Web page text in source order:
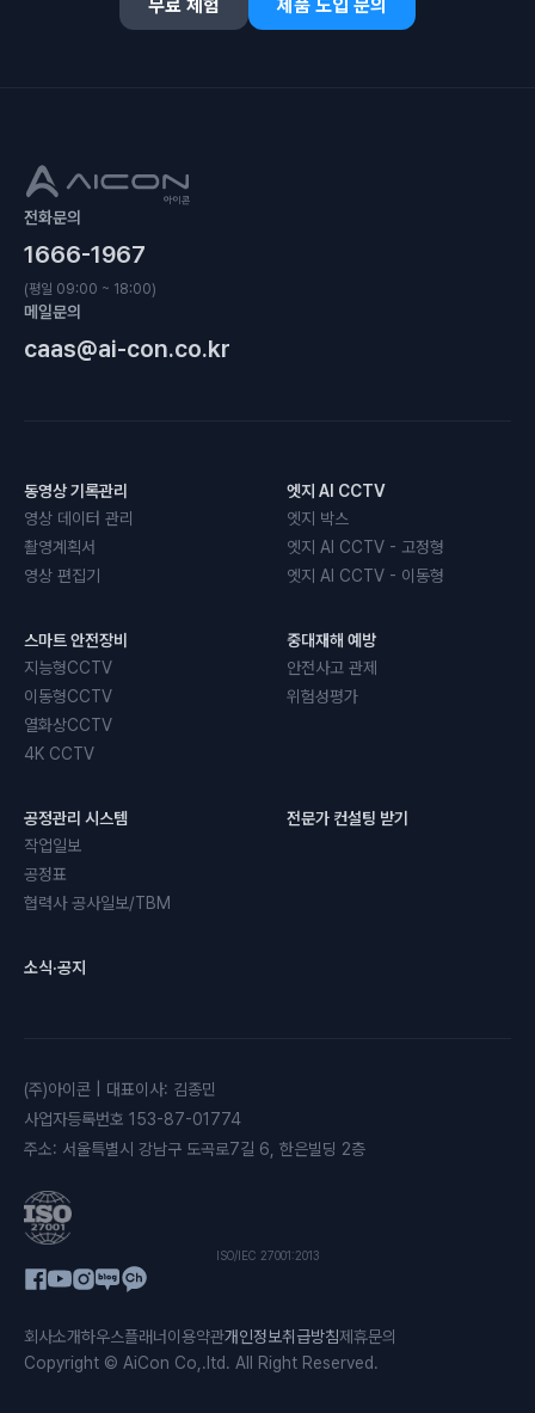
무료 체험 제품 도입 문의
전화문의
1666-1967
(평일 09:00 ~ 18:00)
메일문의
caas@ai-con.co.kr
동영상 기록관리
영상 데이터 관리
촬영계획서
영상 편집기
엣지 AI CCTV
엣지 박스
엣지 AI CCTV - 고정형
엣지 AI CCTV - 이동형
스마트 안전장비
지능형CCTV
이동형CCTV
열화상CCTV
4K CCTV
중대재해 예방
안전사고 관제
위험성평가
공정관리 시스템
작업일보
공정표
협력사 공사일보/TBM
전문가 컨설팅 받기
소식·공지
(주)아이콘 대표이사: 김종민
사업자등록번호 153-87-01774
주소: 서울특별시 강남구 도곡로7길 6, 한은빌딩 2층
ISO/IEC 27001:2013
Copyright © AiCon Co,.ltd. All Right Reserved.
회사소개하우스플래너 이용약관개인정보취급방침제휴문의